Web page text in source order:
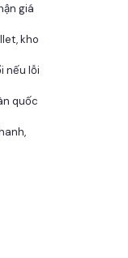
giá
kho
nếu lỗi
quốc